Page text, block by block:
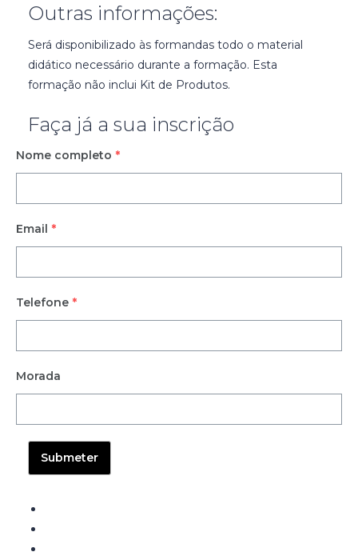
Outras informações:
Será disponibilizado às formandas todo o material
didático necessário durante a formação. Esta
formação não inclui Kit de Produtos.
Faça já a sua inscrição
Nome completo *
Email *
Telefone *
Morada
Submeter